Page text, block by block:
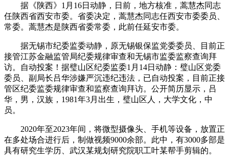
据《陕西》1月16日动静，日前，地方核准，蒿慧杰同志
任陕西省西安市委。省委决定，蒿慧杰同志任西安市委委员、
常委。蒿慧杰是陕西省委常委，此前任延安市委。
据无锡市纪委监委动静，原无锡银保监党委委员、目前正
接管江苏金融监管局纪委规律审查和无锡市监委监察查询拜
访。自动投案！据璧山区纪委监委1月14日动静：璧山区党委
委员、副局长吕华涉嫌严沉违纪违法，已自动投案，目前正接
管区纪委监委规律审查和监察查询拜访。公开简历显示，吕
华，男，汉族，1981年3月出生，璧山区人，大学文化，中
员。
2020年至2023年间，将微型摄像头、手机等设备，放置正
在多处场合进行后，制做视频9000余部。此中，有3000多部是
具有研究生学历、武汉某规划研究院职工叶某帮手剪辑的。